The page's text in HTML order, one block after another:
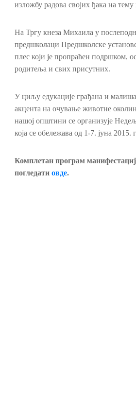
изложбу радова својих ђака на
На Тргу кнеза Михаила у
предшколаци Предшколске
плес који је пропраћен подршком,
родитеља и свих присутних.
У циљу едукације грађана и
акцента на очување животне
нашој општини се организује
која се обележава од 1-7. јуна 2015.
Комплетан програм
погледати овде.